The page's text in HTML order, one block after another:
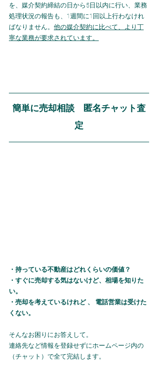
を、媒介契約締結の日から5日以内に行い、業務
処理状況の報告も、1週間に1回以上行わなけれ
ばなりません。 他の媒介契約に比べて、より丁
寧な業務が要求されています。
簡単に売却相談　匿名チャット査
定
・持っている不動産はどれくらいの価値？
・すぐに売却する気はないけど、相場を知りた
い。
・売却を考えているけれど 、 電話営業は受けた
くない。
そんなお困りにお答えして。
連絡先など情報を登録せずにホームページ内の
（チャット）で全て完結します。